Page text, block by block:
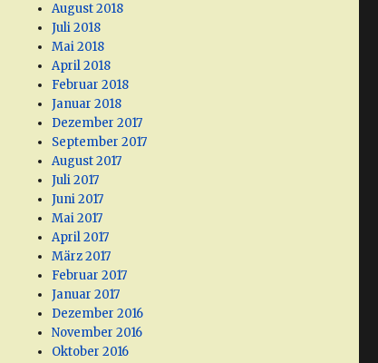
August 2018
Juli 2018
Mai 2018
April 2018
Februar 2018
Januar 2018
Dezember 2017
September 2017
August 2017
Juli 2017
Juni 2017
Mai 2017
April 2017
März 2017
Februar 2017
Januar 2017
Dezember 2016
November 2016
Oktober 2016